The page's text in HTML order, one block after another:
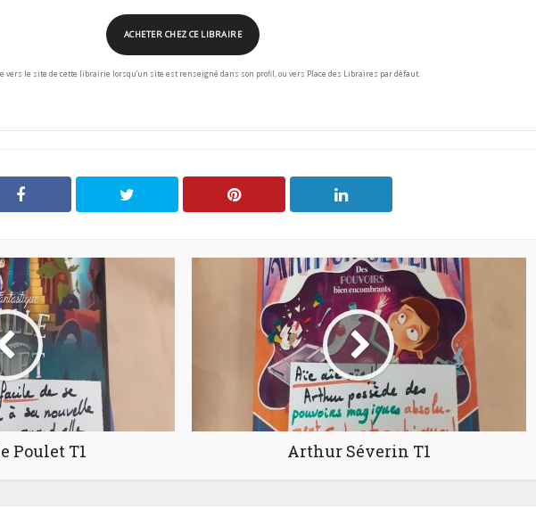
ACHETER CHEZ CE LIBRAIRE
vers le site de cette librairie lorsqu’un site est renseigné dans son profil, ou vers Place des Libraires par défaut.
Poulet T1 Arthur Séverin T1